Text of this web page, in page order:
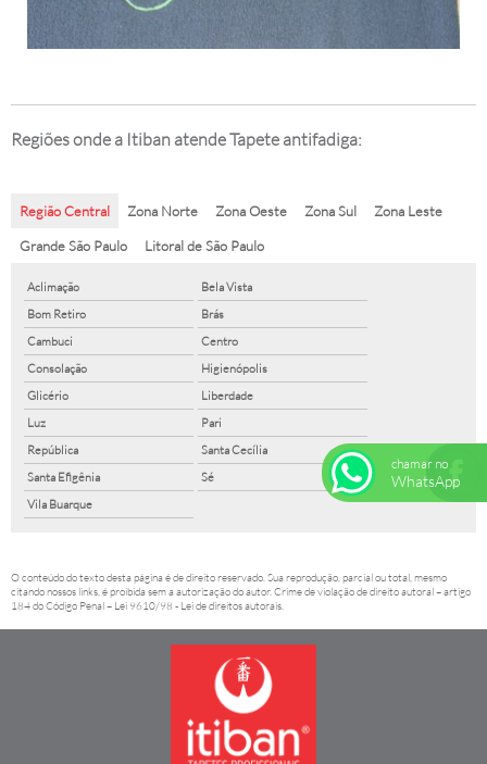
Regiões onde a Itiban atende Tapete antifadiga:
Região Central Zona Norte Zona Oeste Zona Sul
Zona Leste
Grande São Paulo
Litoral de São Paulo
Aclimação
Bela Vista
Bom Retiro
Brás
Cambuci
Centro
Consolação
Higienópolis
Glicério
Liberdade
Luz
Pari
República
Santa Cecília
Santa Efigênia
Sé
Vila Buarque
O conteúdo do texto desta página é de direito reservado. Sua reprodução, parcial ou total, mesmo
citando nossos links, é proibida sem a autorização do autor. Crime de violação de direito autoral – artigo
184 do Código Penal – Lei 9610/98 - Lei de direitos autorais.
chamar no
WhatsApp